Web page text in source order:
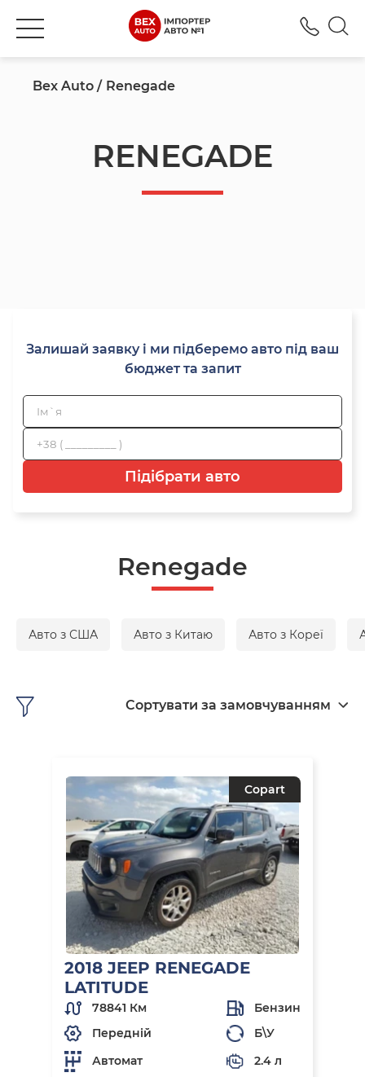
Bex Auto Renegade
RENEGADE
Залишай заявку і ми підберемо авто під ваш
бюджет та запит
Підібрати авто
Renegade
Авто з США Авто з Китаю Авто з Кореї
Сортувати за замовчуванням
Copart
2018 JEEP RENEGADE
LATITUDE
78841 Км
Бензин
Передній
Б\У
Автомат
2.4 л